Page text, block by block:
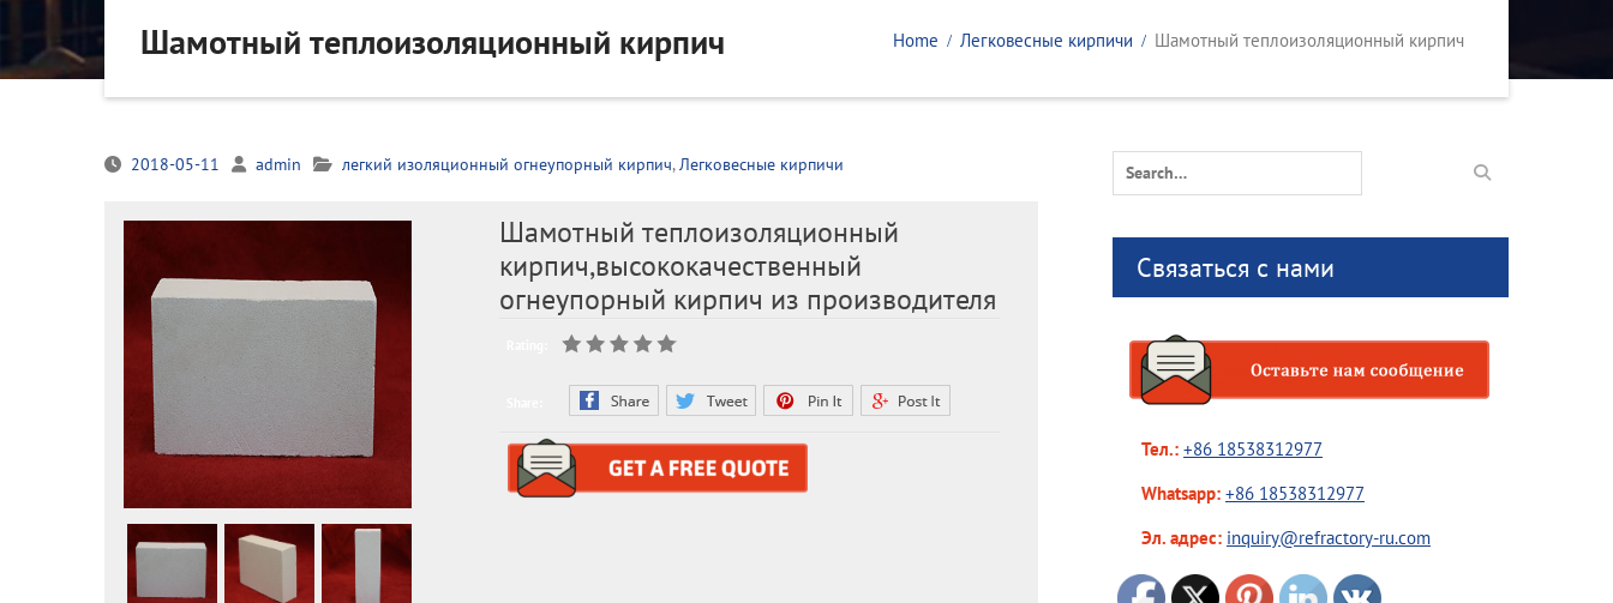
Шамотный теплоизоляционный кирпич Home Легковесные кирпичи Шамотный теплоизоляционный кирпич
2018-05-11 admin легкий изоляционный огнеупорный кирпич,Легковесные кирпичи
Шамотный теплоизоляционный
кирпич,высококачественный
огнеупорный кирпич из производителя
Search
for:
Связаться с нами
Тел.: +86 18538312977
Whatsapp: +86 18538312977
Эл. адрес: inquiry@refractory-ru.com